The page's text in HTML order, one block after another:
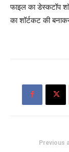
फाइल का डेस्कटॉप
का शॉर्टकट की
Previous